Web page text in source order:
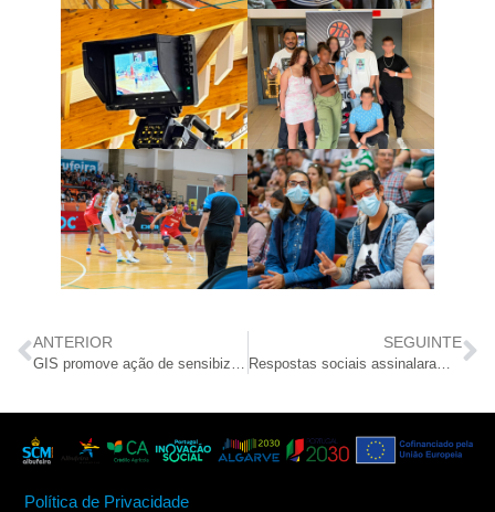
ANTERIOR
GIS promove ação de sensibização sobre gestão do orçamento familiar
SEGUINTE
Respostas sociais assinalaram o Dia do Trabalhador com deliciosa iguaria
Política de Privacidade